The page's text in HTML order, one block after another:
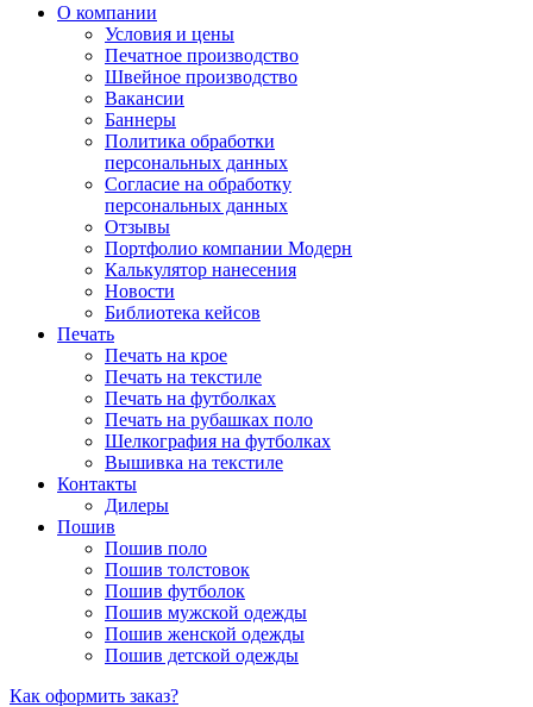
О компании
Условия и цены
Печатное производство
Швейное производство
Вакансии
Баннеры
Политика обработки
персональных данных
Согласие на обработку
персональных данных
Отзывы
Портфолио компании Модерн
Калькулятор нанесения
Новости
Библиотека кейсов
Печать
Печать на крое
Печать на текстиле
Печать на футболках
Печать на рубашках поло
Шелкография на футболках
Вышивка на текстиле
Контакты
Дилеры
Пошив
Пошив поло
Пошив толстовок
Пошив футболок
Пошив мужской одежды
Пошив женской одежды
Пошив детской одежды
Как оформить заказ?